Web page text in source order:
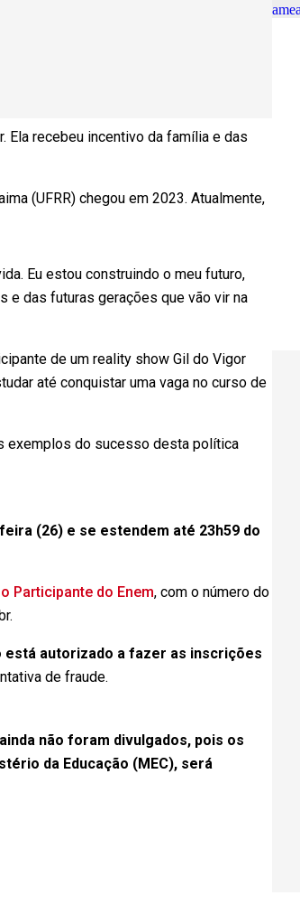
Ela recebeu incentivo da família e das
(UFRR) chegou em 2023. Atualmente,
Eu estou construindo o meu futuro,
e das futuras gerações que vão vir na
de um reality show Gil do Vigor
até conquistar uma vaga no curso de
exemplos do sucesso desta política
(26) e se estendem até 23h59 do
Participante do Enem, com o número do
está autorizado a fazer as inscrições
de fraude.
não foram divulgados, pois os
da Educação (MEC), será